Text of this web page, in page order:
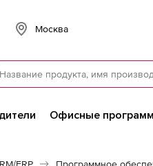
Москва
Офисные